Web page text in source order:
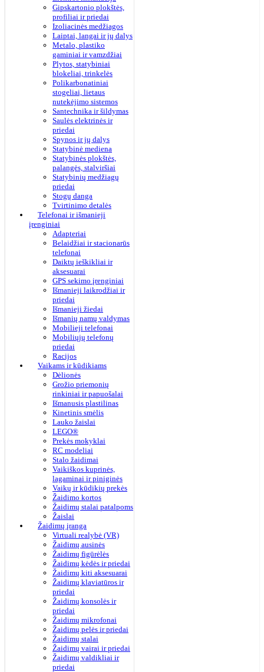
Gipskartonio plokštės,
profiliai ir priedai
Izoliacinės medžiagos
Laiptai, langai ir jų dalys
Metalo, plastiko
gaminiai ir vamzdžiai
Plytos, statybiniai
blokeliai, trinkelės
Polikarbonatiniai
stogeliai, lietaus
nutekėjimo sistemos
Santechnika ir šildymas
Saulės elektrinės ir
priedai
Spynos ir jų dalys
Statybinė mediena
Statybinės plokštės,
palangės, stalviršiai
Statybinių medžiagų
priedai
Stogų danga
Tvirtinimo detalės
Telefonai ir išmanieji
įrenginiai
Adapteriai
Belaidžiai ir stacionarūs
telefonai
Daiktų ieškikliai ir
aksesuarai
GPS sekimo įrenginiai
Išmanieji laikrodžiai ir
priedai
Išmanieji žiedai
Išmanių namų valdymas
Mobilieji telefonai
Mobiliųjų telefonų
priedai
Racijos
Vaikams ir kūdikiams
Dėlionės
Grožio priemonių
rinkiniai ir papuošalai
Išmanusis plastilinas
Kinetinis smėlis
Lauko žaislai
LEGO®
Prekės mokyklai
RC modeliai
Stalo žaidimai
Vaikiškos kuprinės,
lagaminai ir piniginės
Vaikų ir kūdikių prekės
Žaidimo kortos
Žaidimų stalai patalpoms
Žaislai
Žaidimų įranga
Virtuali realybė (VR)
Žaidimų ausinės
Žaidimų figūrėlės
Žaidimų kėdės ir priedai
Žaidimų kiti aksesuarai
Žaidimų klaviatūros ir
priedai
Žaidimų konsolės ir
priedai
Žaidimų mikrofonai
Žaidimų pelės ir priedai
Žaidimų stalai
Žaidimų vairai ir priedai
Žaidimų valdikliai ir
priedai